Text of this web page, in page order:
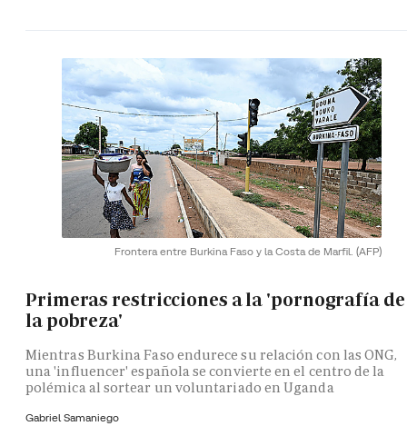
Frontera entre Burkina Faso y la Costa de Marfil. (AFP)
Primeras restricciones a la 'pornografía de
la pobreza'
Mientras Burkina Faso endurece su relación con las ONG,
una 'influencer' española se convierte en el centro de la
polémica al sortear un voluntariado en Uganda
Gabriel Samaniego